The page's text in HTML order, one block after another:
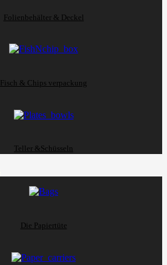
Folienbehälter & Deckel
Fisch & Chips verpackung
Teller &Schüsseln
Die Papiertüte